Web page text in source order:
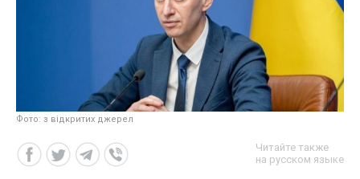
Фото: з відкритих джерел
Читайте также
на русском языке